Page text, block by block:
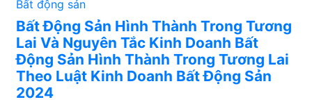
Bất động sản
Bất Động Sản Hình Thành Trong Tương
Lai Và Nguyên Tắc Kinh Doanh Bất
Động Sản Hình Thành Trong Tương Lai
Theo Luật Kinh Doanh Bất Động Sản
2024